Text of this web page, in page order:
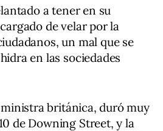
a tener en su
de velar por la
un mal que se
en las sociedades
británica, duró muy
de Downing Street, y la